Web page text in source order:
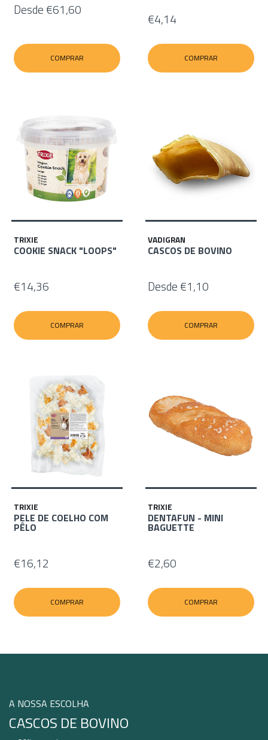
Desde €61,60
COMPRAR
€4,14
COMPRAR
TRIXIE
COOKIE SNACK "LOOPS"
€14,36
COMPRAR
VADIGRAN
CASCOS DE BOVINO
Desde €1,10
COMPRAR
TRIXIE
PELE DE COELHO COM
PÊLO
€16,12
COMPRAR
TRIXIE
DENTAFUN - MINI
BAGUETTE
€2,60
COMPRAR
A NOSSA ESCOLHA
CASCOS DE BOVINO